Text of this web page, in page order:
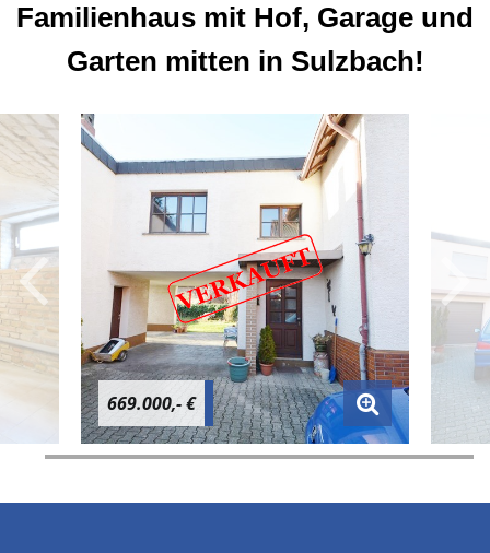
Familienhaus mit Hof, Garage und
Garten mitten in Sulzbach!
669.000,- €